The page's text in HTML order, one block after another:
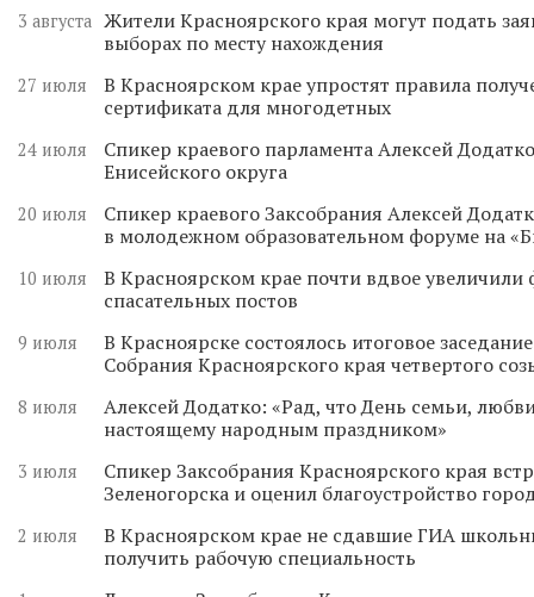
3 августа Жители Красноярского края могут подать
выборах по месту нахождения
27 июля
В Красноярском крае упростят правила
сертификата для многодетных
24 июля
Спикер краевого парламента Алексей
Енисейского округа
20 июля
Спикер краевого Заксобрания Алексей
в молодежном образовательном форуме на
10 июля
В Красноярском крае почти вдвое
спасательных постов
9 июля
В Красноярске состоялось итоговое
Собрания Красноярского края четвертого
8 июля
Алексей Додатко: «Рад, что День семьи,
настоящему народным праздником»
3 июля
Спикер Заксобрания Красноярского края
Зеленогорска и оценил благоустройство
2 июля
В Красноярском крае не сдавшие ГИА
получить рабочую специальность